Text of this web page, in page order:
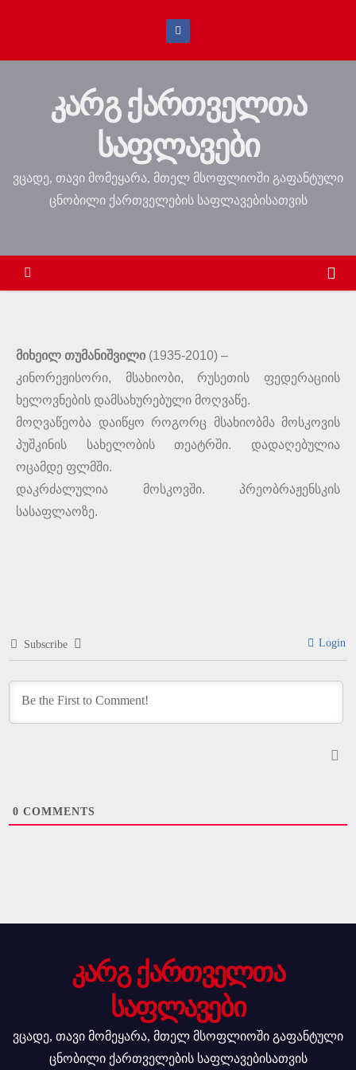
კარგ ქართველთა
საფლავები
ვცადე, თავი მომეყარა, მთელ მსოფლიოში გაფანტული
ცნობილი ქართველების საფლავებისათვის
მიხეილ თუმანიშვილი (1935-2010) –
კინორეჟისორი, მსახიობი, რუსეთის ფედერაციის
ხელოვნების დამსახურებული მოღვაწე.
მოღვაწეობა დაიწყო როგორც მსახიობმა მოსკოვის
პუშკინის სახელობის თეატრში. დადაღებულია
ოცამდე ფლმში.
დაკრძალულია მოსკოვში. პრეობრაჟენსკის
სასაფლაოზე.
Subscribe Login
0 COMMENTS
კარგ ქართველთა
საფლავები
ვცადე, თავი მომეყარა, მთელ მსოფლიოში გაფანტული
ცნობილი ქართველების საფლავებისათვის